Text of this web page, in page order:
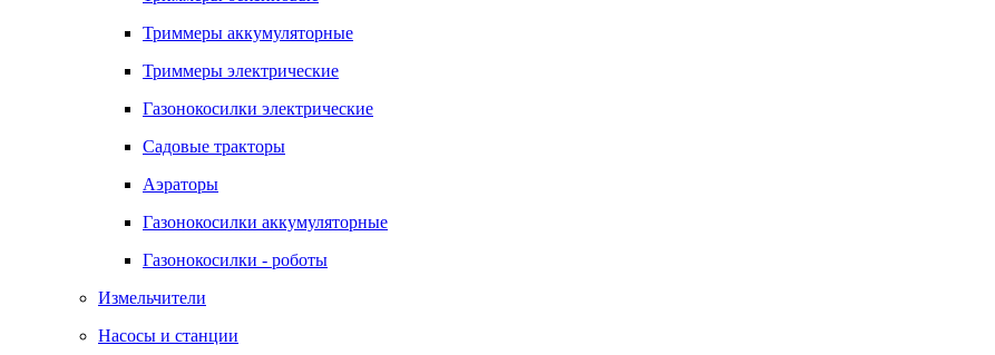
Триммеры аккумуляторные
Триммеры электрические
Газонокосилки электрические
Садовые тракторы
Аэраторы
Газонокосилки аккумуляторные
Газонокосилки - роботы
Измельчители
Насосы и станции